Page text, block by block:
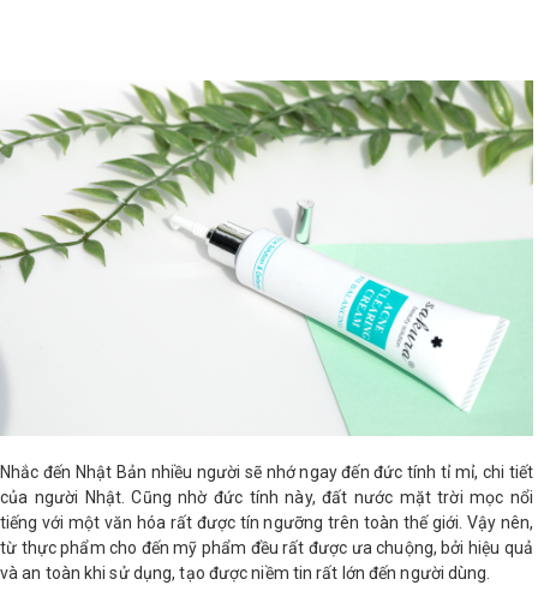
Nhắc đến Nhật Bản nhiều người sẽ nhớ ngay đến đức tính tỉ mỉ, chi tiết
của người Nhật. Cũng nhờ đức tính này, đất nước mặt trời mọc nổi
tiếng với một văn hóa rất được tín ngưỡng trên toàn thế giới. Vậy nên,
từ thực phẩm cho đến mỹ phẩm đều rất được ưa chuộng, bởi hiệu quả
và an toàn khi sử dụng, tạo được niềm tin rất lớn đến người dùng.